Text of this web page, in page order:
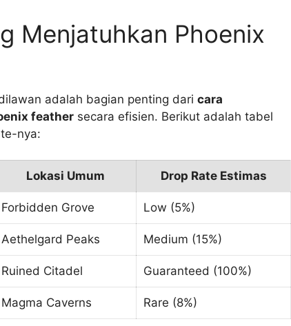
Menjatuhkan Phoenix
adalah bagian penting dari cara
feather secara efisien. Berikut adalah tabel
nya:
Lokasi Umum Drop Rate Estimas
Forbidden Grove Low (5%)
Aethelgard Peaks Medium (15%)
Ruined Citadel Guaranteed (100%)
Magma Caverns Rare (8%)